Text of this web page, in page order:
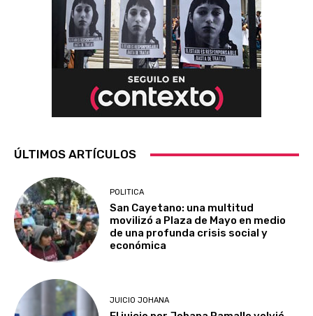
ÚLTIMOS ARTÍCULOS
POLITICA
San Cayetano: una multitud
movilizó a Plaza de Mayo en medio
de una profunda crisis social y
económica
JUICIO JOHANA